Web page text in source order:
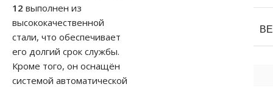
12 выполнен из
высококачественной
стали, что обеспечивает
его долгий срок службы.
Кроме того, он оснащён
системой автоматической